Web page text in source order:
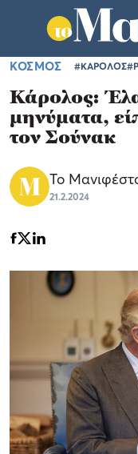
ΚΟΣΜΟΣ #ΚΑΡΟΛΟΣ
Κάρολος:
μηνύματα,
τον Σούνακ
Το
21.2.2024